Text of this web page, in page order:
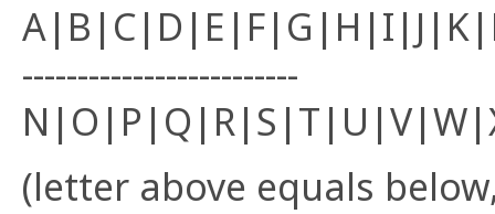
-------------------------
(letter above equals